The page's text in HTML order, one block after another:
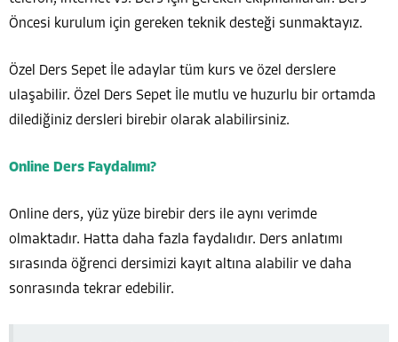
Öncesi kurulum için gereken teknik desteği sunmaktayız.
Özel Ders Sepet İle adaylar tüm kurs ve özel derslere
ulaşabilir. Özel Ders Sepet İle mutlu ve huzurlu bir ortamda
dilediğiniz dersleri birebir olarak alabilirsiniz.
Online Ders Faydalımı?
Online ders, yüz yüze birebir ders ile aynı verimde
olmaktadır. Hatta daha fazla faydalıdır. Ders anlatımı
sırasında öğrenci dersimizi kayıt altına alabilir ve daha
sonrasında tekrar edebilir.